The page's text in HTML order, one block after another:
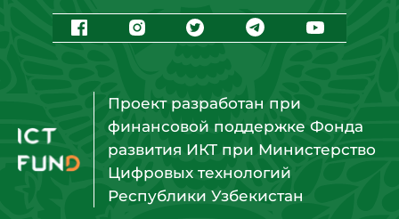
Проект разработан при
финансовой поддержке Фонда
развития ИКТ при Министерство
Цифровых технологий
Республики Узбекистан